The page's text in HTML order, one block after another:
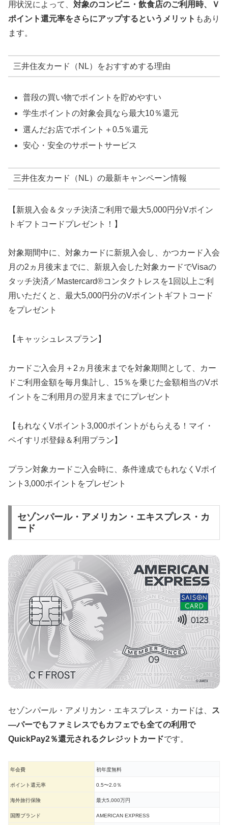
用状況によって、 対象のコンビニ・飲食店のご利用時、Ｖ
ポイント還元率をさらにアップするというメリット もあり
ます。
三井住友カード（NL）をおすすめする理由
普段の買い物でポイントを貯めやすい
学生ポイントの対象会員なら最大10％還元
選んだお店でポイント＋0.5％還元
安心・安全のサポートサービス
三井住友カード（NL）の最新キャンペーン情報
【新規入会＆タッチ決済ご利用で最大5,000円分Vポイン
トギフトコードプレゼント！】
対象期間中に、対象カードに新規入会し、かつカード入会
月の2ヵ月後末までに、新規入会した対象カードでVisaの
タッチ決済／Mastercard®コンタクトレスを1回以上ご利
用いただくと、最大5,000円分のVポイントギフトコード
をプレゼント
【キャッシュレスプラン】
カードご入会月＋2ヵ月後末までを対象期間として、カー
ドご利用金額を毎月集計し、15％を乗じた金額相当のVポ
イントをご利用月の翌月末までにプレゼント
【もれなくVポイント3,000ポイントがもらえる！マイ・
ペイすリボ登録＆利用プラン】
プラン対象カードご入会時に、条件達成でもれなくVポイ
ント3,000ポイントをプレゼント
セゾンパール・アメリカン・エキスプレス・カ
ード
セゾンパール・アメリカン・エキスプレス・カードは、
ス
―パーでもファミレスでもカフェでも全ての利用で
QuickPay2％還元されるクレジットカードです。
年会費 初年度無料
ポイント還元率 0.5〜2.0％
海外旅行保険 最大5,000万円
国際ブランド AMERICAN EXPRESS